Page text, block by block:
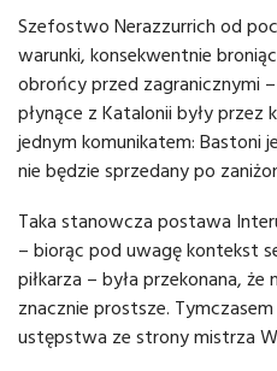
Szefostwo Nerazzurrich od
warunki, konsekwentnie
obrońcy przed zagranicznymi
płynące z Katalonii były przez
jednym komunikatem: Bastoni
nie będzie sprzedany po
Taka stanowcza postawa
– biorąc pod uwagę kontekst
piłkarza – była przekonana,
znacznie prostsze.
ustępstwa ze strony mistrza